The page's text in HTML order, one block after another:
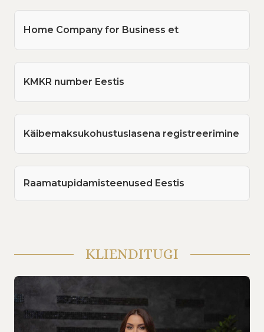
Home Company for Business et
KMKR number Eestis
Käibemaksukohustuslasena registreerimine
Raamatupidamisteenused Eestis
KLIENDITUGI